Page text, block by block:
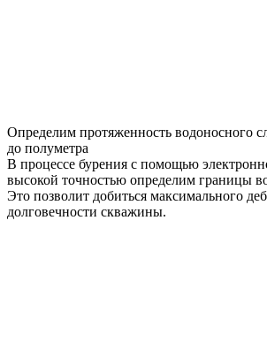
Определим протяженность водоносного
до полуметра
В процессе бурения с помощью
высокой точностью определим границы
Это позволит добиться максимального
долговечности скважины.